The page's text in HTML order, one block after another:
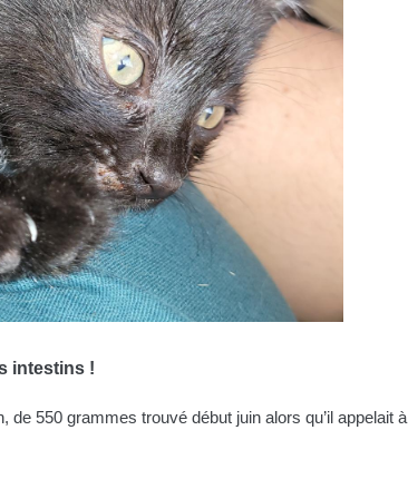
intestins !
de 550 grammes trouvé début juin alors qu’il appelait à